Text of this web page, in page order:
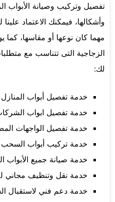
تفصيل وتركيب وصيانة الأبواب
وأشكالها، فيمكنك الاعتماد
مهما كان نوعها أو مقاسها، كما
الزجاجية التى تتناسب مع
لك:
خدمة تفصيل أبواب
خدمة تفصيل ابواب
خدمة تفصيل الواجهات
خدمة تركيب أبواب السحب
خدمة صيانة جميع الأبواب
خدمة نقل وتنظيف مجاني
خدمة دعم فني لاستقبال